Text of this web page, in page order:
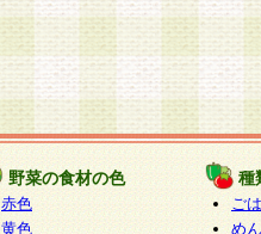
野菜の食材の色
赤色
黄色
種
ご
めん